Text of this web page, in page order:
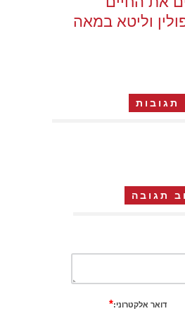
וליטא במאה
תגובות
תגובה
דואר אלקטרוני:*